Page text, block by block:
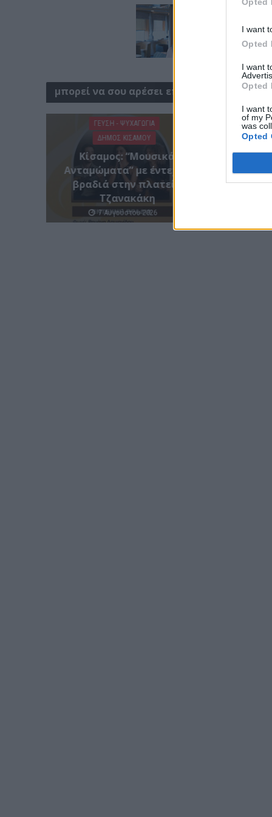
I want
Opted
I want
Opted
I want
of my
was
Opted
μπορεί να σου αρέσει επίσης
ΓΕΎΣΗ - ΨΥΧΑΓΩΓΊΑ
ΔΉΜΟΣ ΚΙΣΆΜΟΥ
Κίσαμος: “Μουσικά
Ανταμώματα” με έντεχνη
βραδιά στην πλατεία
Τζανακάκη
7 Αυγούστου 2026
του